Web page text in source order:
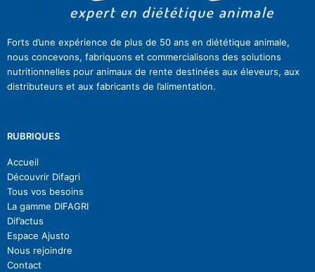
Forts d’une expérience de plus de 50 ans en diététique animale,
nous concevons, fabriquons et commercialisons des solutions
nutritionnelles pour animaux de rente destinées aux éleveurs, aux
distributeurs et aux fabricants de l’alimentation.
RUBRIQUES
Accueil
Découvrir Difagri
Tous vos besoins
La gamme DIFAGRI
Dif’actus
Espace Ajusto
Nous rejoindre
Contact